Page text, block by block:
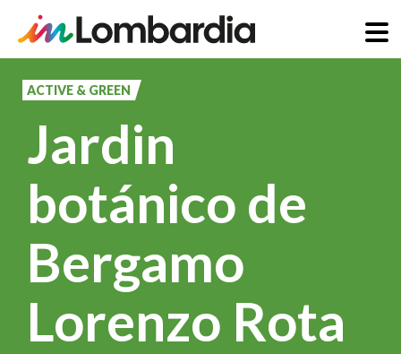
principal
ACTIVE & GREEN
Jardin
botánico de
Bergamo
Lorenzo Rota